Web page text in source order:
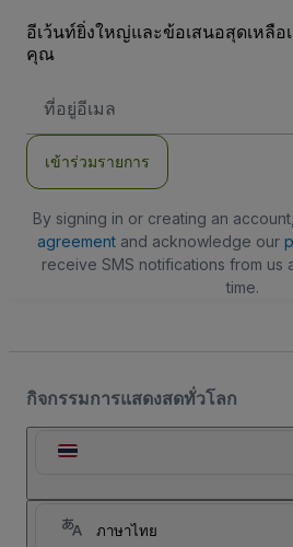
อีเว้นท์ยิ่งใหญ่และข้อเสนอสุดเหลือ
คุณ
อยู่
เข้าร่วมรายการ
By signing in or creating an
agreementand acknowledge our
receive SMS notifications from us
time.
กิจกรรมการแสดงสดทั่วโลก
ภาษาไทย